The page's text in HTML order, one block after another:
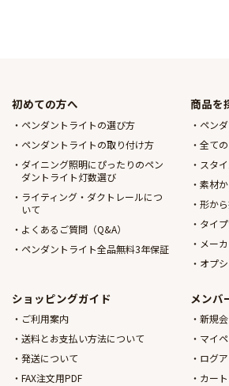
初めての方へ
ペンダントライトの選び方
ペンダントライトの取り付け方
ダイニング照明にぴったりのペン
ダントライト灯数選び
ライティング・ダクトレールにつ
いて
よくあるご質問（Q&A）
ペンダントライト全品無料3年保証
商品を
ペン
全て
スタ
素材
形か
タイ
メー
オプ
ショッピングガイド
ご利用案内
送料とお支払い方法について
発送について
FAX注文用PDF
メンバ
新規
マイ
ログ
カー